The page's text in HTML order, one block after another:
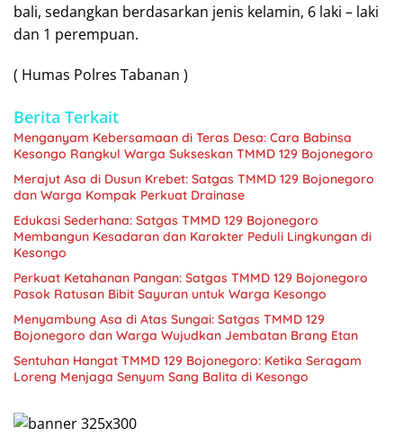
bali, sedangkan berdasarkan jenis kelamin, 6 laki – laki
dan 1 perempuan.
( Humas Polres Tabanan )
Berita Terkait
Menganyam Kebersamaan di Teras Desa: Cara Babinsa
Kesongo Rangkul Warga Sukseskan TMMD 129 Bojonegoro
Merajut Asa di Dusun Krebet: Satgas TMMD 129 Bojonegoro
dan Warga Kompak Perkuat Drainase
Edukasi Sederhana: Satgas TMMD 129 Bojonegoro
Membangun Kesadaran dan Karakter Peduli Lingkungan di
Kesongo
Perkuat Ketahanan Pangan: Satgas TMMD 129 Bojonegoro
Pasok Ratusan Bibit Sayuran untuk Warga Kesongo
Menyambung Asa di Atas Sungai: Satgas TMMD 129
Bojonegoro dan Warga Wujudkan Jembatan Brang Etan
Sentuhan Hangat TMMD 129 Bojonegoro: Ketika Seragam
Loreng Menjaga Senyum Sang Balita di Kesongo